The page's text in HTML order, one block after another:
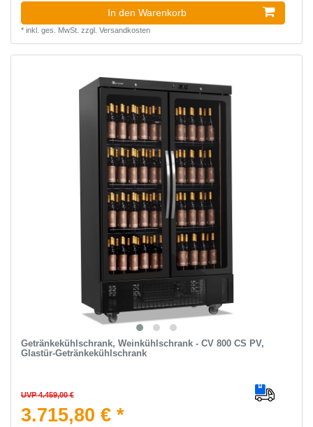
In den Warenkorb
* inkl. ges. MwSt. zzgl. Versandkosten
Getränkekühlschrank, Weinkühlschrank - CV 800 CS PV,
Glastür-Getränkekühlschrank
UVP 4.459,00 €
3.715,80 € *